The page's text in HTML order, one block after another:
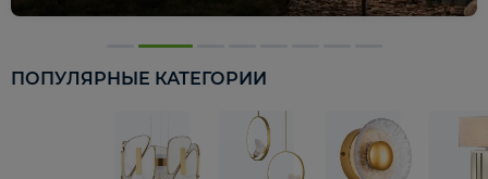
ПОПУЛЯРНЫЕ КАТЕГОРИИ